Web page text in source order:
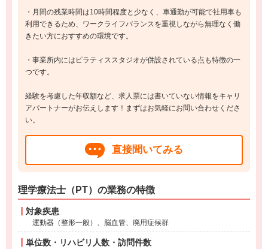
・月間の残業時間は10時間程度と少なく、車通勤が可能で社用車も
利用できるため、ワークライフバランスを重視しながら無理なく働
きたい方におすすめの環境です。
・事業所内にはピラティススタジオが併設されている点も特徴の一
つです。
経験を考慮した年収額など、求人票には書いていない情報をキャリ
アパートナーがお伝えします！まずはお気軽にお問い合わせくださ
い。
直接聞いてみる
理学療法士（PT）の業務の特徴
対象疾患
運動器（整形一般）、脳血管、廃用症候群
単位数・リハビリ人数・訪問件数